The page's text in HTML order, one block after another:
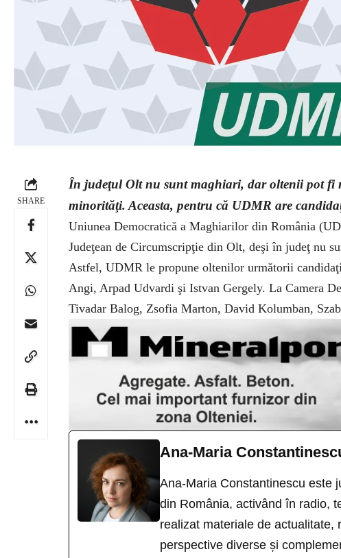
SHARE
În judeţul Olt nu sunt maghiari, dar oltenii pot fi
minorităţi. Aceasta, pentru că UDMR are
Uniunea Democratică a Maghiarilor din România
Judeţean de Circumscripţie din Olt, deşi în judeţ nu
Astfel, UDMR le propune oltenilor următorii
Angi, Arpad Udvardi şi Istvan Gergely. La Camera
Tivadar Balog, Zsofia Marton, David Kolumban,
Ana-Maria
Ana-Maria Constantinescu este
din România, activând în radio,
realizat materiale de actualitate,
perspective diverse și